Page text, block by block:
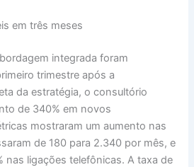
em três meses
integrada foram
trimestre após a
da estratégia, o consultório
de 340% em novos
mostraram um aumento nas
de 180 para 2.340 por mês, e
nas ligações telefônicas. A taxa de